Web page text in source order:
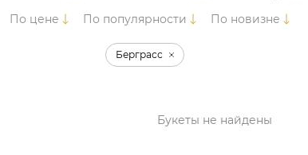
По цене
По популярности По новизне
Берграсс
Букеты не найдены